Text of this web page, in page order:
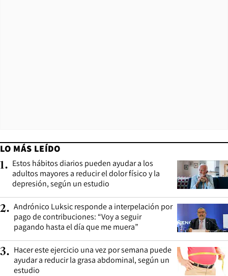
LO MÁS LEÍDO
1. Estos hábitos diarios pueden ayudar a los
adultos mayores a reducir el dolor físico y la
depresión, según un estudio
2. Andrónico Luksic responde a interpelación por
pago de contribuciones: “Voy a seguir
pagando hasta el día que me muera”
3. Hacer este ejercicio una vez por semana puede
ayudar a reducir la grasa abdominal, según un
estudio